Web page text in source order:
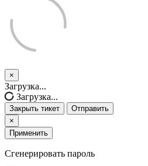
×
Закрыть
тикет
Загрузка...
Загрузка...
Закрыть тикет
Отправить
×
Применить
Сгенерировать пароль